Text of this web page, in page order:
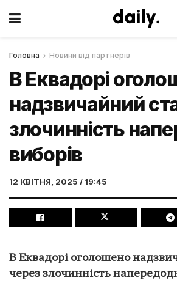
Головна Новини від партнерів
В Еквадорі
надзвичайний
злочинність
виборів
12 КВІТНЯ, 2025 / 19:45
В Еквадорі оголошено
через злочинність